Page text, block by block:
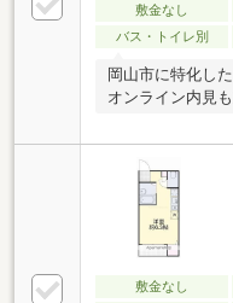
敷金なし
バス・トイレ別
岡山市に特化し
オンライン内見
敷金なし